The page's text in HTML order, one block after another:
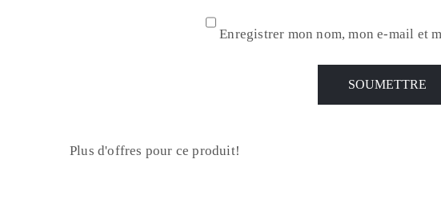
Enregistrer mon nom, mon e-mail et
Plus d'offres pour ce produit!